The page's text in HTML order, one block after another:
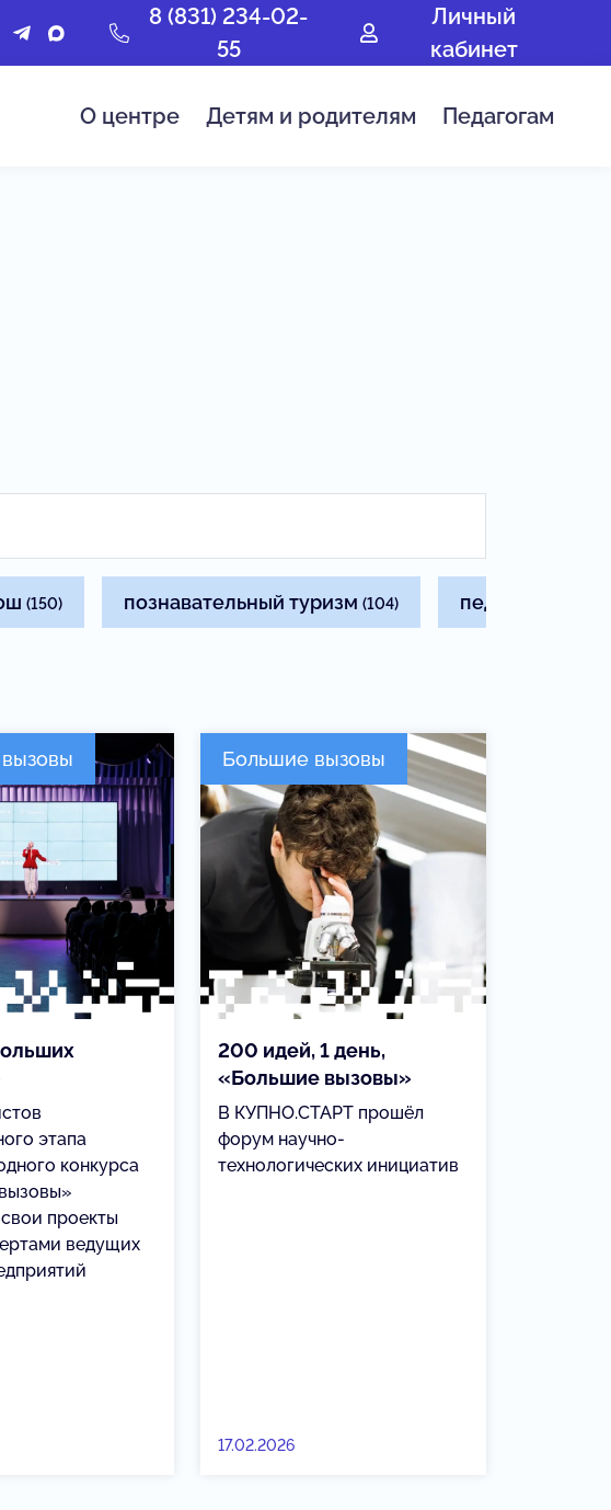
8 (831) 234-02-
55
Личный
кабинет
О центре Детям и родителям Педагогам
(150) познавательный туризм (104) педагогам
этапа
конкурса
проекты
ведущих
Большие вызовы
200 идей, 1 день,
«Большие вызовы»
В КУПНО.СТАРТ прошёл
форум научно-
технологических инициатив
17.02.2026